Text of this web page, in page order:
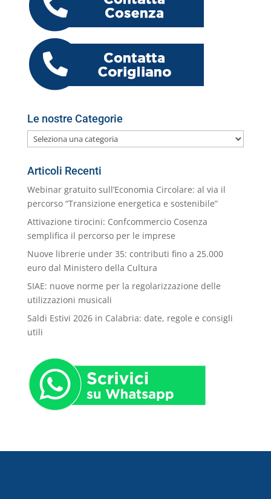
o
o
k
n p
p er
o
M
ai
l
di
Le nostre Categorie
Le
nostre
Categorie
Articoli Recenti
Webinar gratuito sull’Economia Circolare: al via il
percorso “Transizione energetica e sostenibile”
Attivazione tirocini: Confcommercio Cosenza
semplifica il percorso per le imprese
Nuove librerie under 35: contributi fino a 25.000
euro dal Ministero della Cultura
SIAE: nuove norme per la regolarizzazione delle
utilizzazioni musicali
Saldi Estivi 2026 in Calabria: date, regole e consigli
utili